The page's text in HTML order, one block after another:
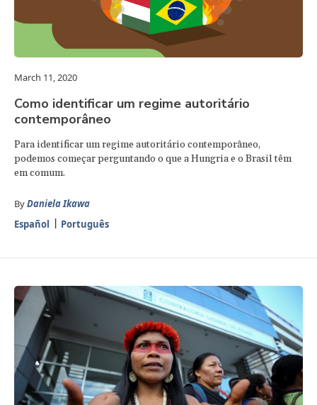
March 11, 2020
Como identificar um regime autoritário
contemporâneo
Para identificar um regime autoritário contemporâneo,
podemos começar perguntando o que a Hungria e o Brasil têm
em comum.
ByDaniela Ikawa
Español
Português